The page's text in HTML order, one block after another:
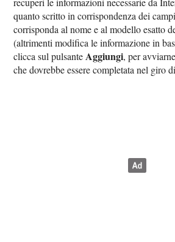
quanto scritto in corrispondenza dei
corrisponda al nome e al modello esatto
(altrimenti modifica le informazione in
clicca sul pulsante Aggiungi, per
che dovrebbe essere completata nel giro